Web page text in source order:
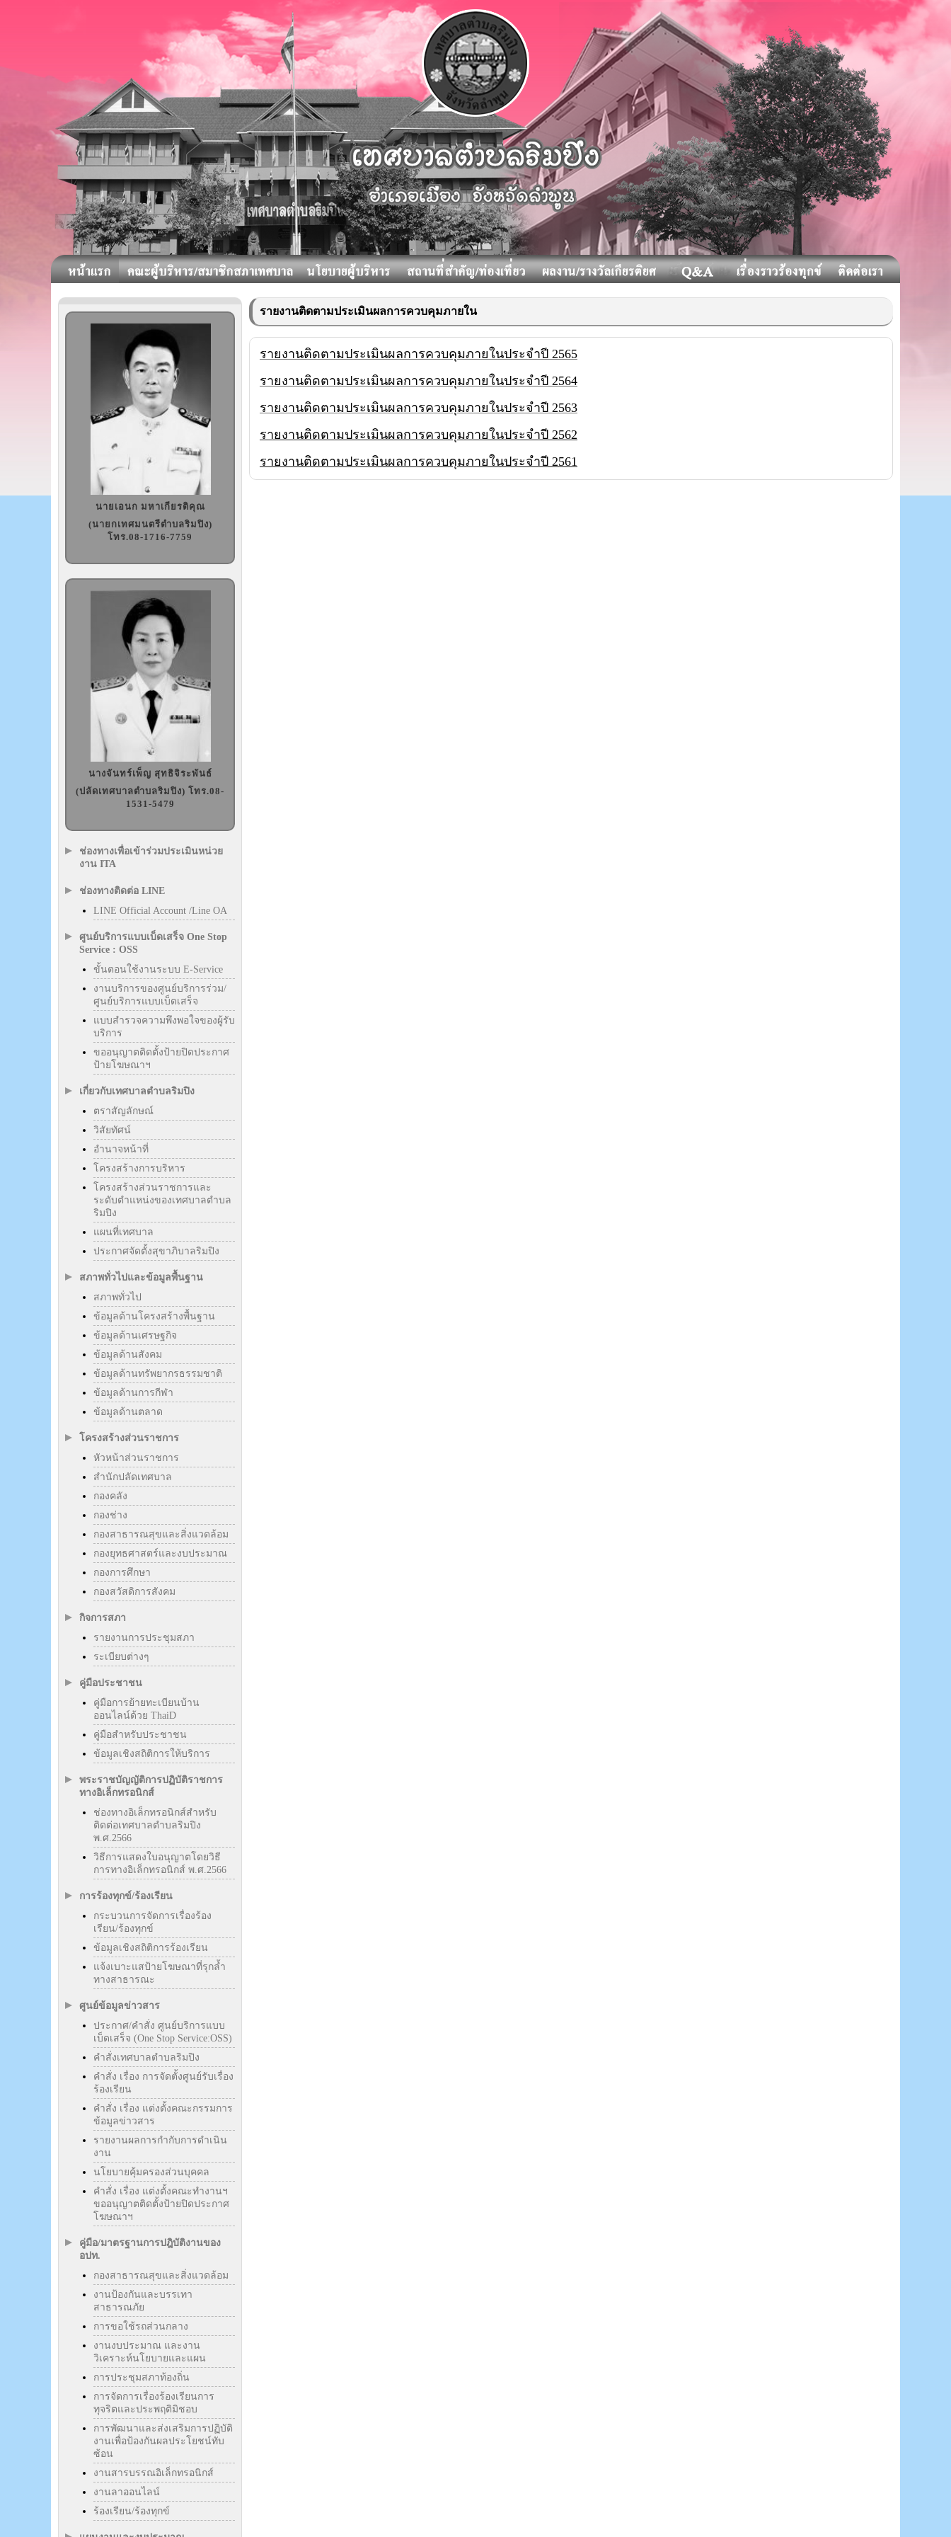
นายเอนก มหาเกียรติคุณ
(นายกเทศมนตรีตำบลริมปิง)
โทร.08-1716-7759
นางจันทร์เพ็ญ สุทธิจิระพันธ์
(ปลัดเทศบาลตำบลริมปิง) โทร.08-
1531-5479
ช่องทางเพื่อเข้าร่วมประเมินหน่วย
งาน ITA
ช่องทางติดต่อ LINE
LINE Official Account /Line OA
ศูนย์บริการแบบเบ็ดเสร็จ One Stop
Service : OSS
ขั้นตอนใช้งานระบบ E-Service
งานบริการของศูนย์บริการร่วม/
ศูนย์บริการแบบเบ็ดเสร็จ
แบบสำรวจความพึงพอใจของผู้รับ
บริการ
ขออนุญาตติดตั้งป้ายปิดประกาศ
ป้ายโฆษณาฯ
เกี่ยวกับเทศบาลตำบลริมปิง
ตราสัญลักษณ์
วิสัยทัศน์
อำนาจหน้าที่
โครงสร้างการบริหาร
โครงสร้างส่วนราชการและ
ระดับตำแหน่งของเทศบาลตำบล
ริมปิง
แผนที่เทศบาล
ประกาศจัดตั้งสุขาภิบาลริมปิง
สภาพทั่วไปและข้อมูลพื้นฐาน
สภาพทั่วไป
ข้อมูลด้านโครงสร้างพื้นฐาน
ข้อมูลด้านเศรษฐกิจ
ข้อมูลด้านสังคม
ข้อมูลด้านทรัพยากรธรรมชาติ
ข้อมูลด้านการกีฬา
ข้อมูลด้านตลาด
โครงสร้างส่วนราชการ
หัวหน้าส่วนราชการ
สำนักปลัดเทศบาล
กองคลัง
กองช่าง
กองสาธารณสุขและสิ่งแวดล้อม
กองยุทธศาสตร์และงบประมาณ
กองการศึกษา
กองสวัสดิการสังคม
กิจการสภา
รายงานการประชุมสภา
ระเบียบต่างๆ
คู่มือประชาชน
คู่มือการย้ายทะเบียนบ้าน
ออนไลน์ด้วย ThaiD
คู่มือสำหรับประชาชน
ข้อมูลเชิงสถิติการให้บริการ
พระราชบัญญัติการปฏิบัติราชการ
ทางอิเล็กทรอนิกส์
ช่องทางอิเล็กทรอนิกส์สำหรับ
ติดต่อเทศบาลตำบลริมปิง
พ.ศ.2566
วิธีการแสดงใบอนุญาตโดยวิธี
การทางอิเล็กทรอนิกส์ พ.ศ.2566
การร้องทุกข์/ร้องเรียน
กระบวนการจัดการเรื่องร้อง
เรียน/ร้องทุกข์
ข้อมูลเชิงสถิติการร้องเรียน
แจ้งเบาะแสป้ายโฆษณาที่รุกล้ำ
ทางสาธารณะ
ศูนย์ข้อมูลข่าวสาร
ประกาศ/คำสั่ง ศูนย์บริการแบบ
เบ็ดเสร็จ (One Stop Service:OSS)
คำสั่งเทศบาลตำบลริมปิง
คำสั่ง เรื่อง การจัดตั้งศูนย์รับเรื่อง
ร้องเรียน
คำสั่ง เรื่อง แต่งตั้งคณะกรรมการ
ข้อมูลข่าวสาร
รายงานผลการกำกับการดำเนิน
งาน
นโยบายคุ้มครองส่วนบุคคล
คำสั่ง เรื่อง แต่งตั้งคณะทำงานฯ
ขออนุญาตติดตั้งป้ายปิดประกาศ
โฆษณาฯ
คู่มือ/มาตรฐานการปฎิบัติงานของ
อปท.
กองสาธารณสุขและสิ่งแวดล้อม
งานป้องกันและบรรเทา
สาธารณภัย
การขอใช้รถส่วนกลาง
งานงบประมาณ และงาน
วิเคราะห์นโยบายและแผน
การประชุมสภาท้องถิ่น
การจัดการเรื่องร้องเรียนการ
ทุจริตและประพฤติมิชอบ
การพัฒนาและส่งเสริมการปฏิบัติ
งานเพื่อป้องกันผลประโยชน์ทับ
ซ้อน
งานสารบรรณอิเล็กทรอนิกส์
งานลาออนไลน์
ร้องเรียน/ร้องทุกข์
รายงานติดตามประเมินผลการควบคุมภายใน
รายงานติดตามประเมินผลการควบคุมภายในประจำปี 2565
รายงานติดตามประเมินผลการควบคุมภายในประจำปี 2564
รายงานติดตามประเมินผลการควบคุมภายในประจำปี 2563
รายงานติดตามประเมินผลการควบคุมภายในประจำปี 2562
รายงานติดตามประเมินผลการควบคุมภายในประจำปี 2561